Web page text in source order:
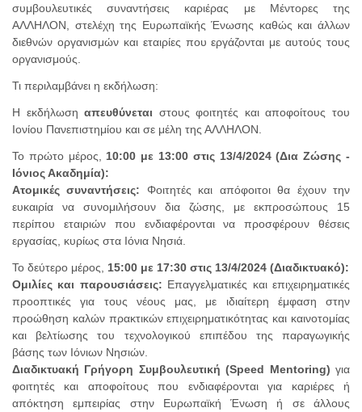
συμβουλευτικές συναντήσεις καριέρας με Μέντορες της
ΑΛΛΗΛΟΝ, στελέχη της Ευρωπαϊκής Ένωσης καθώς και άλλων
διεθνών οργανισμών και εταιρίες που εργάζονται με αυτούς τους
οργανισμούς.
Τι περιλαμβάνει η εκδήλωση:
Η εκδήλωσηαπευθύνεται στους φοιτητές και αποφοίτους του
Ιονίου Πανεπιστημίου και σε μέλη της ΑΛΛΗΛΟΝ.
Το πρώτο μέρος, 10:00 με 13:00 στις 13/4/2024 (Δια Ζώσης -
Ιόνιος Ακαδημία):
Ατομικές συναντήσεις: Φοιτητές και απόφοιτοι θα έχουν την
ευκαιρία να συνομιλήσουν δια ζώσης, με εκπροσώπους 15
περίπου εταιριών που ενδιαφέρονται να προσφέρουν θέσεις
εργασίας, κυρίως στα Ιόνια Νησιά.
Το δεύτερο μέρος, 15:00 με 17:30 στις 13/4/2024 (Διαδικτυακό):
Ομιλίες και παρουσιάσεις: Επαγγελματικές και επιχειρηματικές
προοπτικές για τους νέους μας, με ιδιαίτερη έμφαση στην
προώθηση καλών πρακτικών επιχειρηματικότητας και καινοτομίας
και βελτίωσης του τεχνολογικού επιπέδου της παραγωγικής
βάσης των Ιόνιων Νησιών.
Διαδικτυακή Γρήγορη Συμβουλευτική (Speed Mentoring) για
φοιτητές και αποφοίτους που ενδιαφέρονται για καριέρες ή
απόκτηση εμπειρίας στην Ευρωπαϊκή Ένωση ή σε άλλους